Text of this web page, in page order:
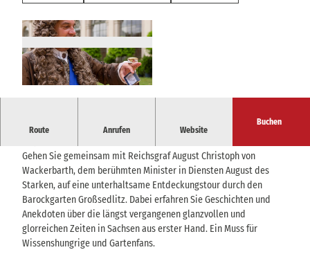
Route Anrufen Website
Buchen
Kommen Sie mit auf eine spannende Zeitreise ins
Gehen Sie gemeinsam mit Reichsgraf August Christoph von
Wackerbarth, dem berühmten Minister in Diensten August des
Starken, auf eine unterhaltsame Entdeckungstour durch den
Barockgarten Großsedlitz. Dabei erfahren Sie Geschichten und
Anekdoten über die längst vergangenen glanzvollen und
glorreichen Zeiten in Sachsen aus erster Hand. Ein Muss für
Wissenshungrige und Gartenfans.